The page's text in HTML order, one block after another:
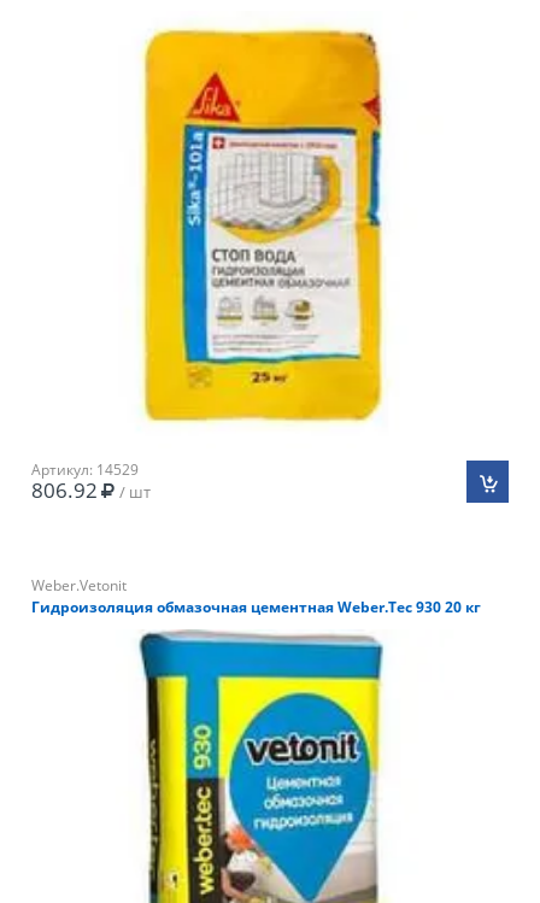
Артикул: 14529
806.92 / шт
Weber.Vetonit
Гидроизоляция обмазочная цементная Weber.Tec 930 20 кг